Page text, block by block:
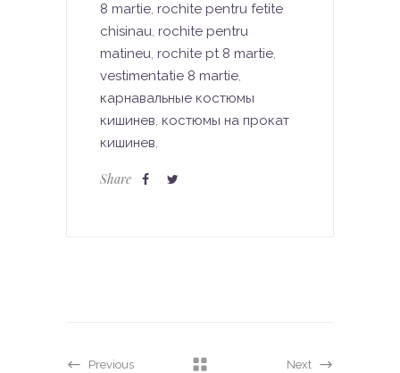
8 martie, rochite pentru fetite
chisinau, rochite pentru
matineu, rochite pt 8 martie,
vestimentatie 8 martie,
карнавальные костюмы
кишинев, костюмы на прокат
кишинев,
Share
Previous Next